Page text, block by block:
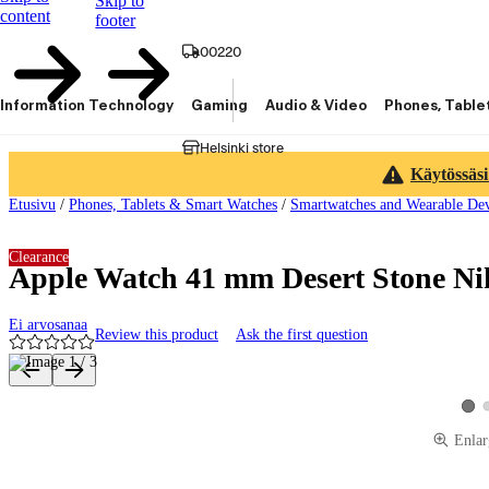
content
footer
00220
Helsinki store
Information Technology Gaming Audio & Video Phones,
Etusivu / Phones, Tablets & Smart Watches / Smartwatches and Wearable
Apple Watch 41 mm Desert Stone
Ei arvosanaa
Review this product Ask the first question
Clearance
Product images and videos